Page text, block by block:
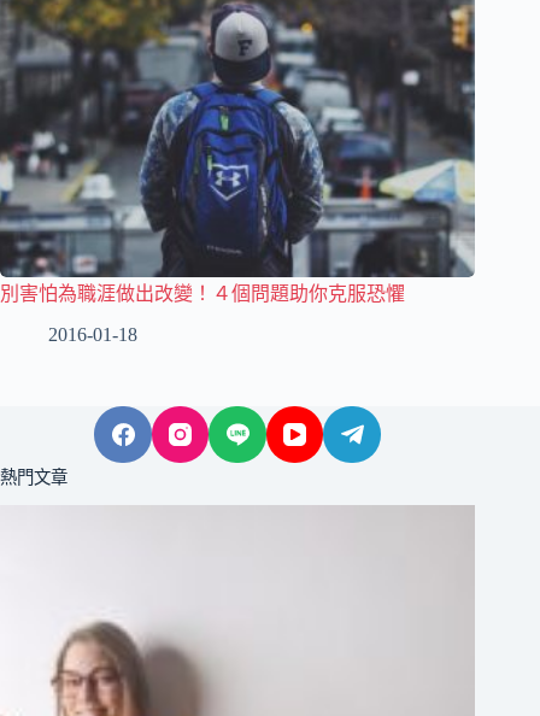
別害怕為職涯做出改變！４個問題助你克服恐懼
2016-01-18
熱門文章